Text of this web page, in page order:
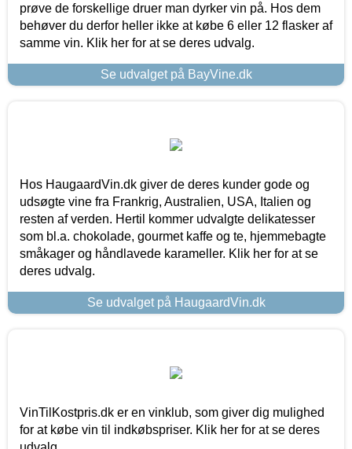
prøve de forskellige druer man dyrker vin på. Hos dem
behøver du derfor heller ikke at købe 6 eller 12 flasker af
samme vin. Klik her for at se deres udvalg.
Se udvalget på BayVine.dk
Hos HaugaardVin.dk giver de deres kunder gode og
udsøgte vine fra Frankrig, Australien, USA, Italien og
resten af verden. Hertil kommer udvalgte delikatesser
som bl.a. chokolade, gourmet kaffe og te, hjemmebagte
småkager og håndlavede karameller. Klik her for at se
deres udvalg.
Se udvalget på HaugaardVin.dk
VinTilKostpris.dk er en vinklub, som giver dig mulighed
for at købe vin til indkøbspriser. Klik her for at se deres